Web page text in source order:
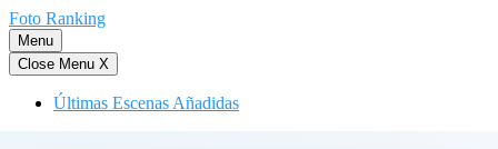
Saltar
al
contenido
Foto Ranking
Menu
Close Menu X
Últimas Escenas Añadidas